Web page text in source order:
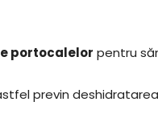
portocalelor pentru
previn